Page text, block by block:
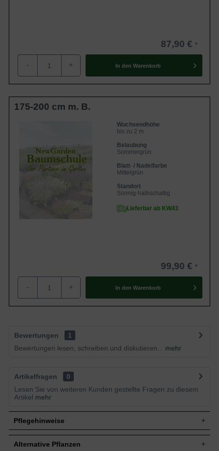
87,90 €
- + In den Warenkorb
175-200 cm m. B.
Wuchsendhöhe
bis zu 2 m
Belaubung
Sommergrün
Blatt- / Nadelfarbe
Mittelgrün
Standort
Sonnig-halbschattig
Lieferbar ab KW43
99,90 €
- + In den Warenkorb
Bewertungen
1
Bewertungen lesen, schreiben und diskutieren...
mehr
Artikelfragen
0
Lesen Sie von weiteren Kunden gestellte Fragen zu diesem
Artikel mehr
Pflegehinweise
Alternative Pflanzen